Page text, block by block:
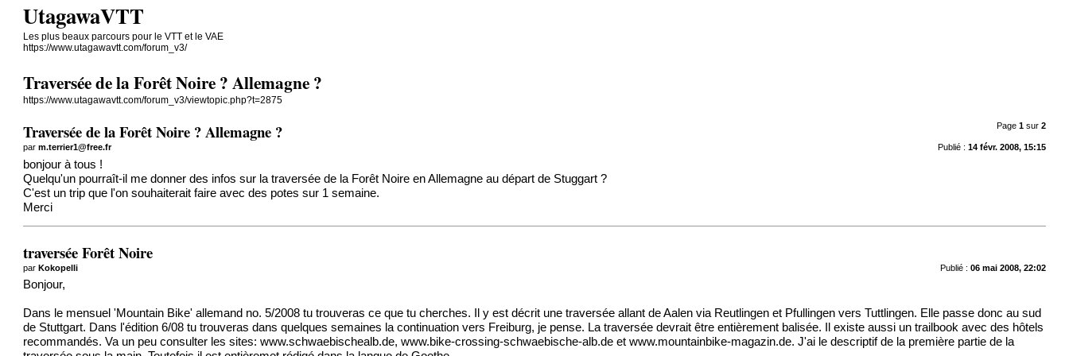
UtagawaVTT
Les plus beaux parcours pour le VTT et le VAE
https://www.utagawavtt.com/forum_v3/
Traversée de la Forêt Noire ? Allemagne ?
https://www.utagawavtt.com/forum_v3/viewtopic.php?t=2875
Page 1sur 2
Traversée de la Forêt Noire ? Allemagne ?
Publié : 14 févr. 2008, 15:15
parm.terrier1@free.fr
bonjour à tous !
Quelqu'un pourraît-il me donner des infos sur la traversée de la Forêt Noire en Allemagne au départ de Stuggart ?
C'est un trip que l'on souhaiterait faire avec des potes sur 1 semaine.
Merci
traversée Forêt Noire
Publié : 06 mai 2008, 22:02
parKokopelli
Bonjour,
Dans le mensuel 'Mountain Bike' allemand no. 5/2008 tu trouveras ce que tu cherches. Il y est décrit une traversée allant de Aalen via Reutlingen et Pfullingen vers Tuttlingen. Elle passe donc au sud
de Stuttgart. Dans l'édition 6/08 tu trouveras dans quelques semaines la continuation vers Freiburg, je pense. La traversée devrait être entièrement balisée. Il existe aussi un trailbook avec des hôtels
recommandés. Va un peu consulter les sites:www.schwaebischealb.de,www.bike-crossing-schwaebische-alb.de etwww.mountainbike-magazin.de. J'ai le descriptif de la première partie de la